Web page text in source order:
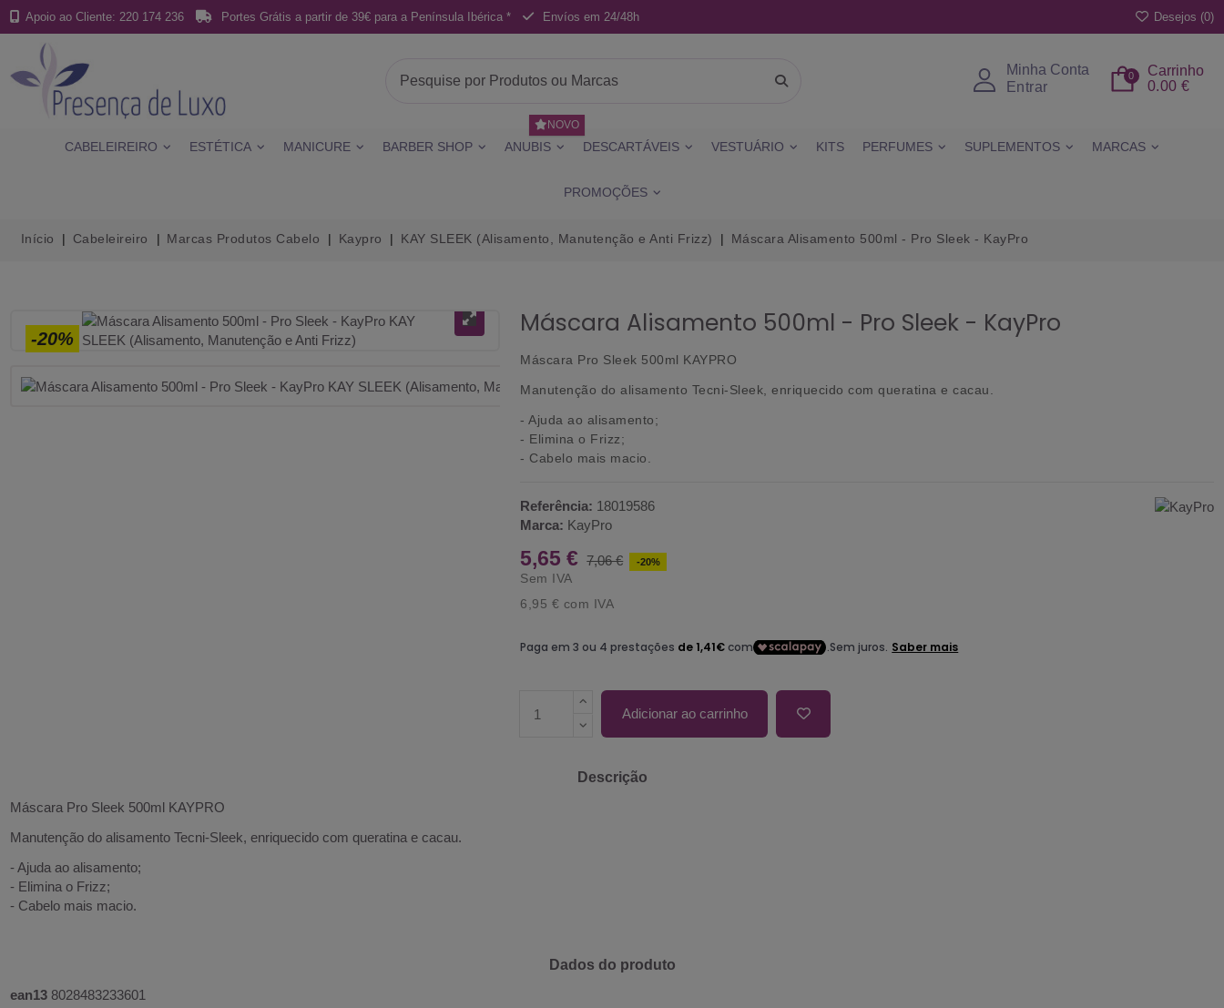
Apoio ao Cliente: 220 174 236 Portes Grátis a partir de 39€ para a Península Ibérica * Envíos em 24/48h Desejos (0)
Minha Conta
Entrar
Carrinho
0
0.00 €
CABELEIREIRO ESTÉTICA MANICURE BARBER SHOP ANUBIS
NOVO
DESCARTÁVEIS VESTUÁRIO KITS PERFUMES SUPLEMENTOS MARCAS
PROMOÇÕES
Início Cabeleireiro Marcas Produtos Cabelo Kaypro KAY SLEEK (Alisamento, Manutenção e Anti Frizz) Máscara Alisamento 500ml - Pro Sleek - KayPro
-20% Máscara Alisamento 500ml - Pro Sleek - KayPro
Máscara Pro Sleek 500ml KAYPRO
Manutenção do alisamento Tecni-Sleek, enriquecido com queratina e cacau.
- Ajuda ao alisamento;
- Elimina o Frizz;
- Cabelo mais macio.
Referência: 18019586
Marca: KayPro
5,65 € 7,06 € -20%
Sem IVA
6,95 € com IVA
Adicionar ao carrinho
Descrição
Máscara Pro Sleek 500ml KAYPRO
Manutenção do alisamento Tecni-Sleek, enriquecido com queratina e cacau.
- Ajuda ao alisamento;
- Elimina o Frizz;
- Cabelo mais macio.
Dados do produto
ean13 8028483233601